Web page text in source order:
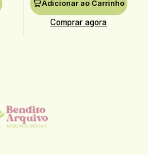
Adicionar ao Carrinho
Comprar agora